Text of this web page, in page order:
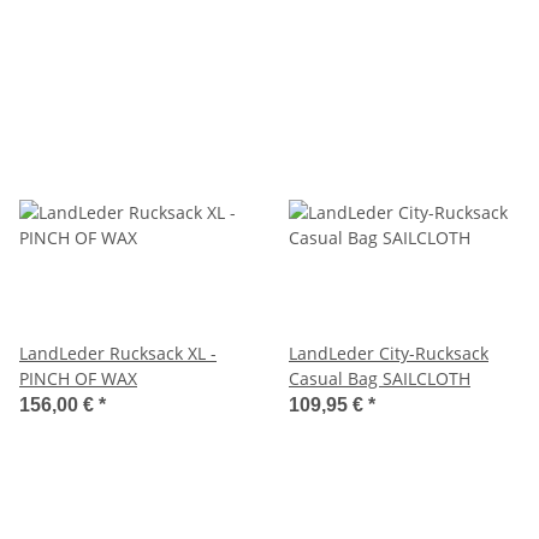
LandLeder Rucksack XL -
PINCH OF WAX
156,00 € *
LandLeder City-Rucksack
Casual Bag SAILCLOTH
109,95 € *